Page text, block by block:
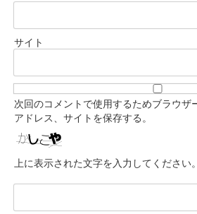
サイト
次回のコメントで使用するためブラウザ
アドレス、サイトを保存する。
上に表示された文字を入力してください。